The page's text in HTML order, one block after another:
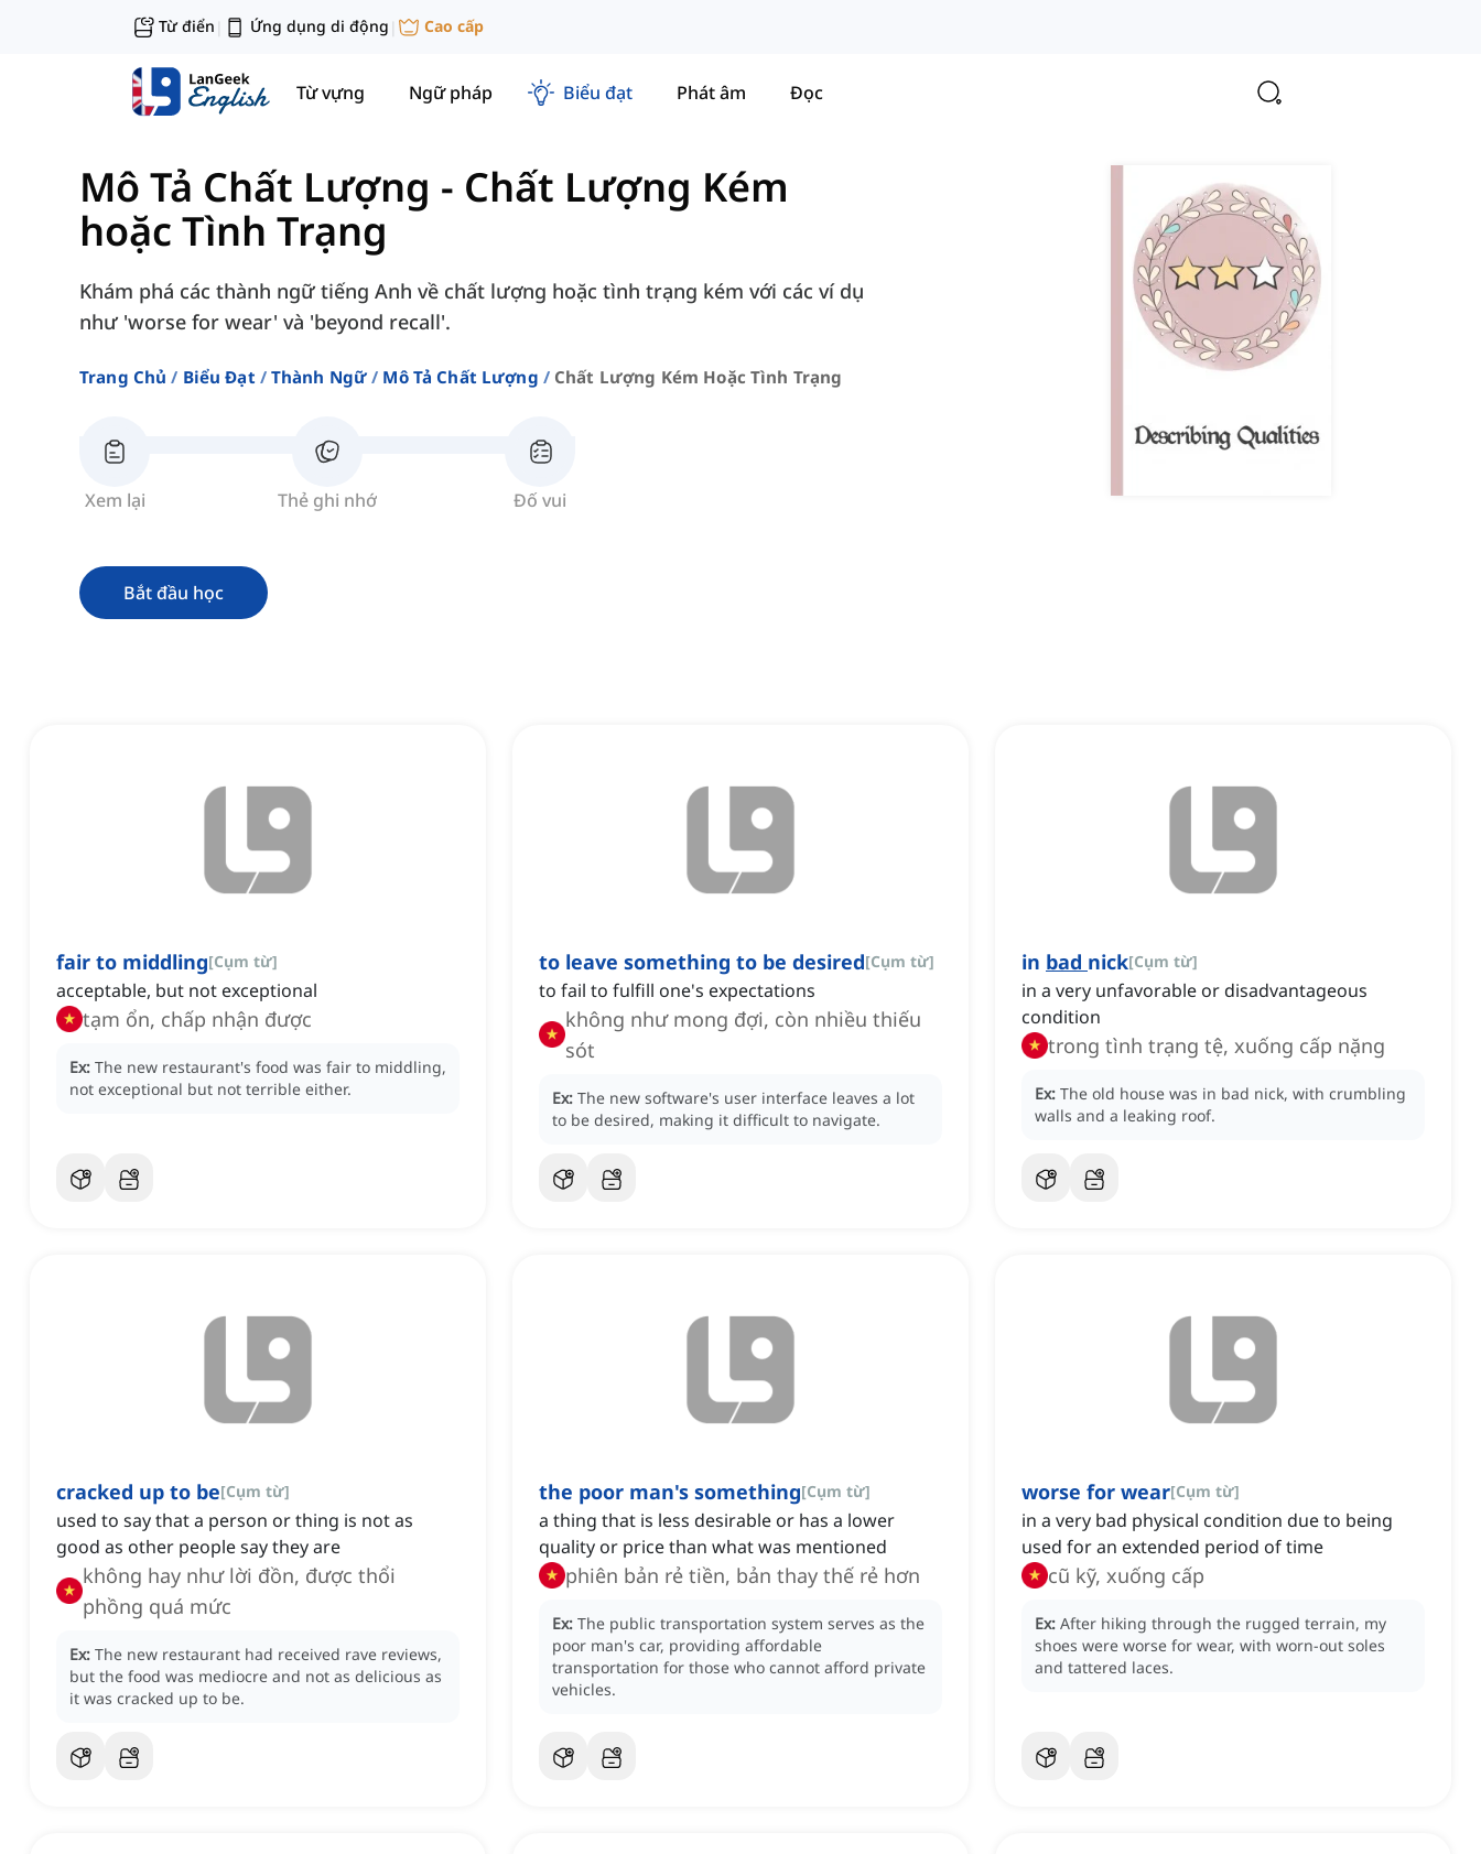
Từ điển | Ứng dụng di động | Cao cấp
Từ vựng Ngữ pháp Biểu đạt Phát âm Đọc
Mô Tả Chất Lượng - Chất Lượng Kém
hoặc Tình Trạng
Khám phá các thành ngữ tiếng Anh về chất lượng hoặc tình trạng kém với các ví dụ
như 'worse for wear' và 'beyond recall'.
Trang Chủ Biểu Đạt Thành Ngữ Mô Tả Chất Lượng Chất Lượng Kém Hoặc Tình Trạng
Xem lại Thẻ ghi nhớ Đố vui
Bắt đầu học
fair to middling[Cụm từ]
acceptable, but not exceptional
tạm ổn, chấp nhận được
Ex: The new restaurant's food was fair to middling,
not exceptional but not terrible either.
to leave something to be desired[Cụm từ]
to fail to fulfill one's expectations
không như mong đợi, còn nhiều thiếu
sót
Ex: The new software's user interface leaves a lot
to be desired, making it difficult to navigate.
in bad nick[Cụm từ]
in a very unfavorable or disadvantageous
condition
trong tình trạng tệ, xuống cấp nặng
Ex: The old house was in bad nick, with crumbling
walls and a leaking roof.
cracked up to be[Cụm từ]
used to say that a person or thing is not as
good as other people say they are
không hay như lời đồn, được thổi
phồng quá mức
Ex: The new restaurant had received rave reviews,
but the food was mediocre and not as delicious as
it was cracked up to be.
the poor man's something[Cụm từ]
a thing that is less desirable or has a lower
quality or price than what was mentioned
phiên bản rẻ tiền, bản thay thế rẻ hơn
Ex: The public transportation system serves as the
poor man's car, providing affordable
transportation for those who cannot afford private
vehicles.
worse for wear[Cụm từ]
in a very bad physical condition due to being
used for an extended period of time
cũ kỹ, xuống cấp
Ex: After hiking through the rugged terrain, my
shoes were worse for wear, with worn-out soles
and tattered laces.